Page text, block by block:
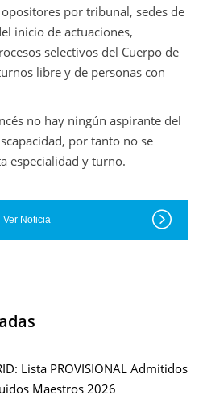
por tribunal, sedes de
inicio de actuaciones,
selectivos del Cuerpo de
libre y de personas con
no hay ningún aspirante del
por tanto no se
especialidad y turno.
Ver Noticia
Lista PROVISIONAL Admitidos
Maestros 2026